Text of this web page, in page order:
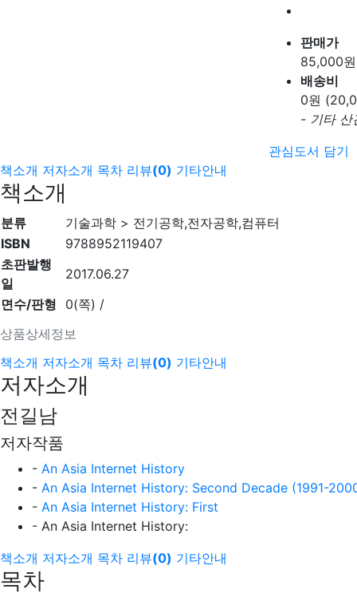
판매가
85,000원
배송비
0원
- 기타 산
관심도서 담기
책소개 저자소개 목차 리뷰(0) 기타안내
책소개
상품상세정보
분류
기술과학 > 전기공학,전자공학,컴퓨터
ISBN
9788952119407
초판발행
일
2017.06.27
면수/판형
0(쪽) /
책소개 저자소개 목차 리뷰(0) 기타안내
저자소개
전길남
저자작품
- An Asia Internet History
- An Asia Internet History: Second Decade (1991-
- An Asia Internet History: First
- An Asia Internet History:
책소개 저자소개 목차 리뷰(0) 기타안내
목차